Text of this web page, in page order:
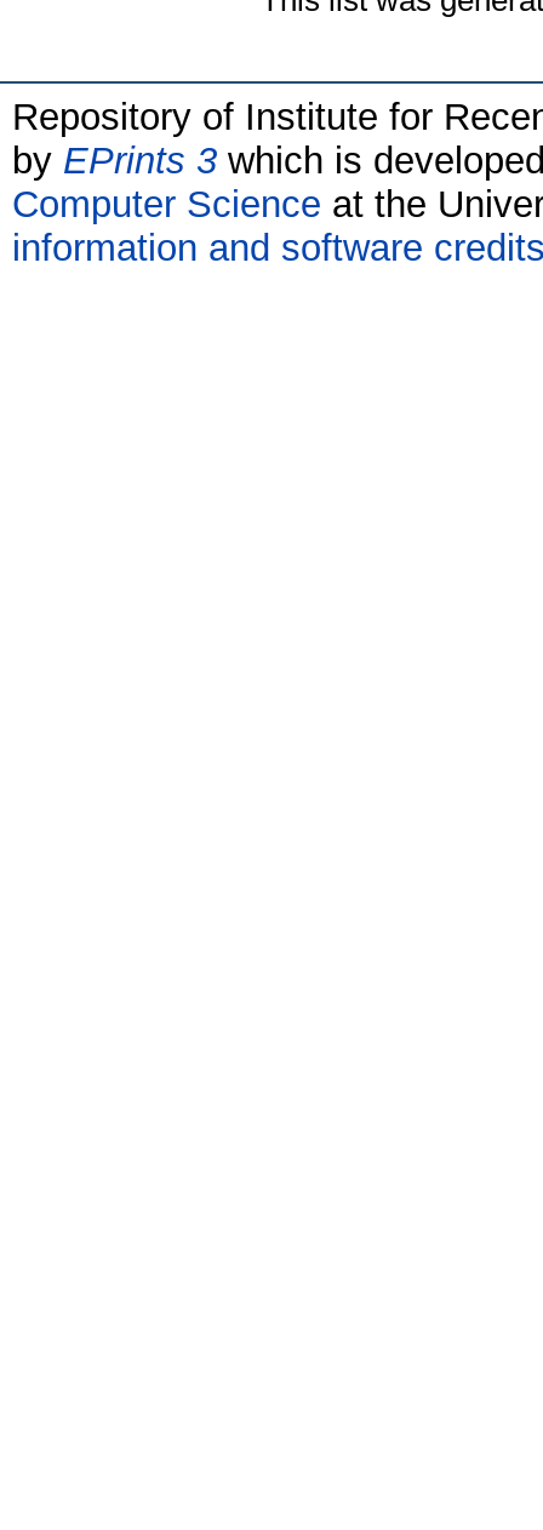
Repository of Institute for
by EPrints 3 which is
Computer Science at the
information and software